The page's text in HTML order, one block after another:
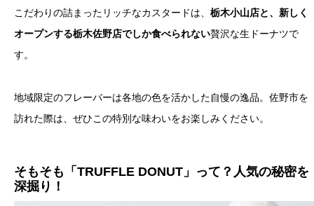
こだわりの詰まったリッチなカスタードは、 栃木小山店と、新しく
オープンする栃木佐野店でしか食べられない贅沢な生ドーナツで
す。
地域限定のフレーバーは各地の色を活かした自慢の逸品。佐野市を
訪れた際は、ぜひこの特別な味わいをお楽しみください。
そもそも「TRUFFLE DONUT」って？人気の秘密を
深掘り！